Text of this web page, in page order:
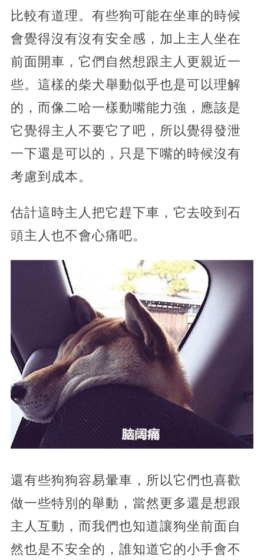
比較有道理。有些狗可能在坐車的時候
會覺得沒有沒有安全感，加上主人坐在
前面開車，它們自然想跟主人更親近一
些。這樣的柴犬舉動似乎也是可以理解
的，而像二哈一樣動嘴能力強，應該是
它覺得主人不要它了吧，所以覺得發泄
一下還是可以的，只是下嘴的時候沒有
考慮到成本。
估計這時主人把它趕下車，它去咬到石
頭主人也不會心痛吧。
還有些狗狗容易暈車，所以它們也喜歡
做一些特別的舉動，當然更多還是想跟
主人互動，而我們也知道讓狗坐前面自
然也是不安全的，誰知道它的小手會不